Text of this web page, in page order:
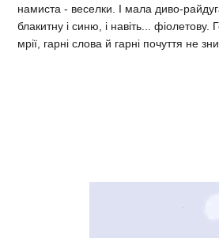
намиста - веселки. І мала диво-
блакитну і синю, і навіть...
мрії, гарні слова й гарні почуття не